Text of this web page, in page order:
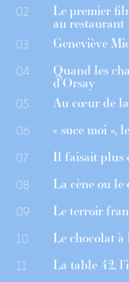
02 Le premier
au restaurant
03 Geneviève
04 Quand les
d’Orsay
05 Au cœur de
06 « suce moi »,
07 Il faisait plus
08 La cène ou
09 Le terroir
10 Le chocolat à
11 La table 42,